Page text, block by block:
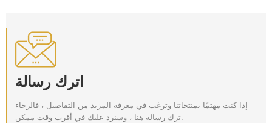
اترك رسالة
إذا كنت مهتمًا بمنتجاتنا وترغب في معرفة المزيد من التفاصيل ، فالرجاء
ترك رسالة هنا ، وسنرد عليك في أقرب وقت ممكن.